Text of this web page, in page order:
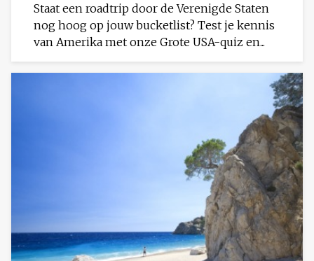
Staat een roadtrip door de Verenigde Staten
nog hoog op jouw bucketlist? Test je kennis
van Amerika met onze Grote USA-quiz en...